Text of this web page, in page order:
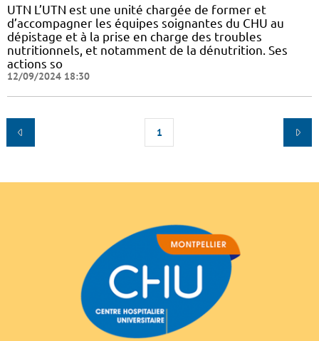
UTN L’UTN est une unité chargée de former et
d’accompagner les équipes soignantes du CHU au
dépistage et à la prise en charge des troubles
nutritionnels, et notamment de la dénutrition. Ses
actions so
12/09/2024 18:30
1